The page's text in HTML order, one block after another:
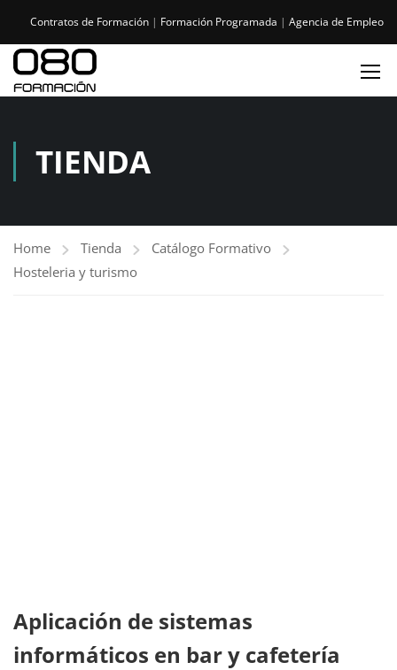
Contratos de Formación | Formación Programada | Agencia de Empleo
TIENDA
Home Tienda
Catálogo Formativo
Hosteleria y turismo
Aplicación de sistemas
informáticos en bar y cafetería